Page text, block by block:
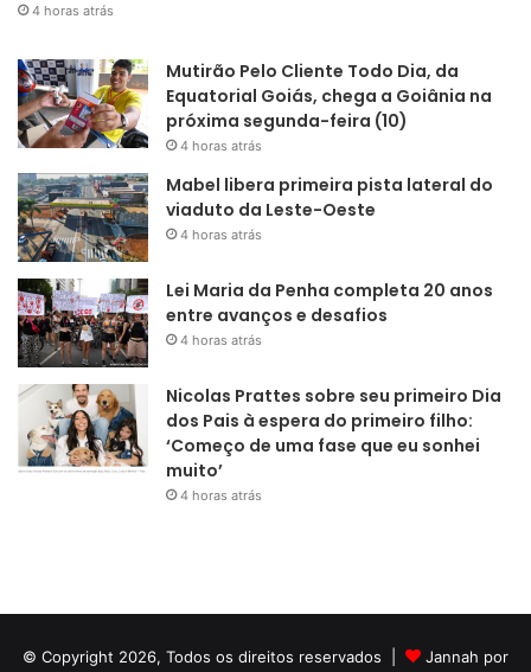
4 horas atrás
Mutirão Pelo Cliente Todo Dia, da
Equatorial Goiás, chega a Goiânia na
próxima segunda-feira (10)
4 horas atrás
Mabel libera primeira pista lateral do
viaduto da Leste-Oeste
4 horas atrás
Lei Maria da Penha completa 20 anos
entre avanços e desafios
4 horas atrás
Nicolas Prattes sobre seu primeiro Dia
dos Pais à espera do primeiro filho:
‘Começo de uma fase que eu sonhei
muito’
4 horas atrás
© Copyright 2026, Todos os direitos reservados | Jannah por